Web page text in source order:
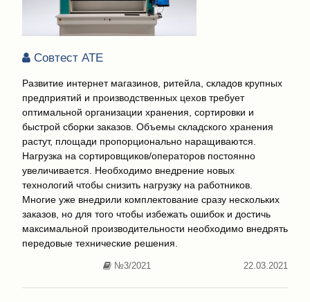
Совтест АТЕ
Развитие интернет магазинов, ритейла, складов крупных
предприятий и производственных цехов требует
оптимальной организации хранения, сортировки и
быстрой сборки заказов. Объемы складского хранения
растут, площади пропорционально наращиваются.
Нагрузка на сортировщиков/операторов постоянно
увеличивается. Необходимо внедрение новых
технологий чтобы снизить нагрузку на работников.
Многие уже внедрили комплектование сразу нескольких
заказов, но для того чтобы избежать ошибок и достичь
максимальной производительности необходимо внедрять
передовые технические решения.
№3/2021 22.03.2021